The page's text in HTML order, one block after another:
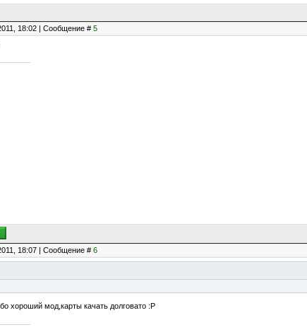
18:02 | Сообщение # 5
18:07 | Сообщение # 6
хороший мод,карты качать долговато :P